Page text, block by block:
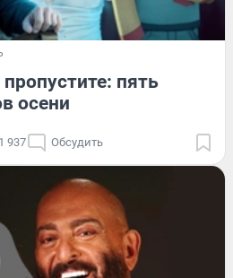
пять
осени
1 937 Обсудить